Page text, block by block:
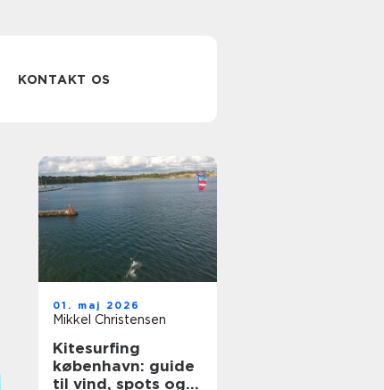
KONTAKT OS
01. maj 2026
Mikkel Christensen
Kitesurfing
københavn: guide
til vind, spots og